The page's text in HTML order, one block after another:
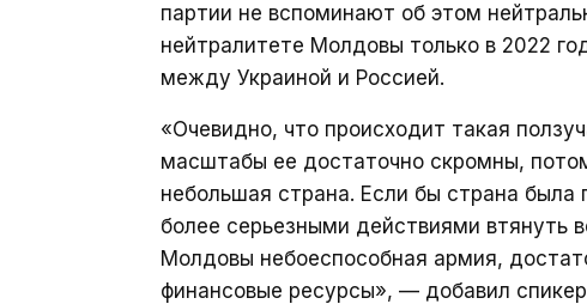
партии не вспоминают об этом
нейтралитете Молдовы только в 2022
между Украиной и Россией.
«Очевидно, что происходит такая
масштабы ее достаточно скромны,
небольшая страна. Если бы страна
более серьезными действиями втянуть
Молдовы небоеспособная армия,
финансовые ресурсы», — добавил